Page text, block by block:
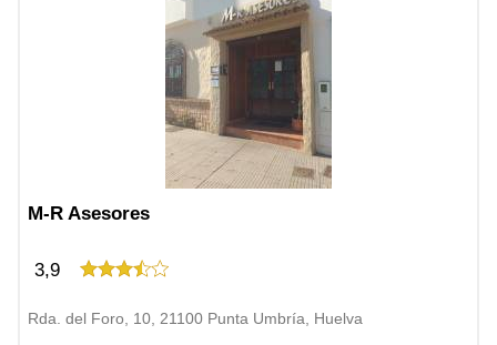
M-R Asesores
3,9
Rda. del Foro, 10, 21100 Punta Umbría, Huelva